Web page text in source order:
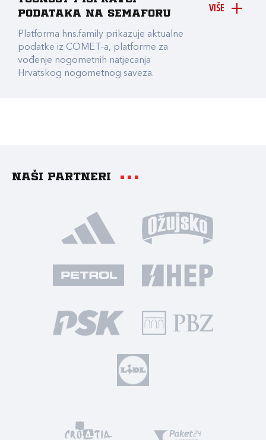
VIŠE
podataka na Semaforu
Platforma hns.family prikazuje aktualne
podatke iz COMET-a, platforme za
vođenje nogometnih natjecanja
Hrvatskog nogometnog saveza.
Naši partneri